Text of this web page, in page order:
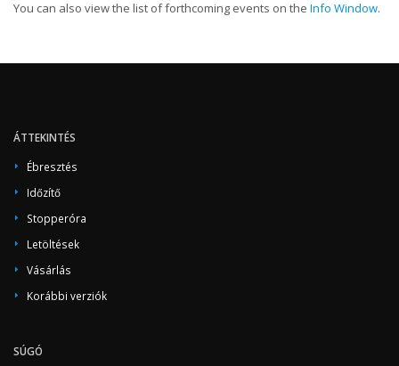
You can also view the list of forthcoming events on the Info Window.
ÁTTEKINTÉS
Ébresztés
Időzítő
Stopperóra
Letöltések
Vásárlás
Korábbi verziók
SÚGÓ